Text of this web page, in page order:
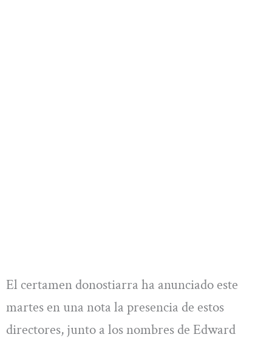
El certamen donostiarra ha anunciado este
martes en una nota la presencia de estos
directores, junto a los nombres de Edward